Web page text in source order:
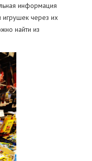
информация
игрушек через их
найти из